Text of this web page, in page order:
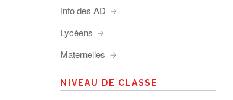
Info des AD
Lycéens
Maternelles
NIVEAU DE CLASSE